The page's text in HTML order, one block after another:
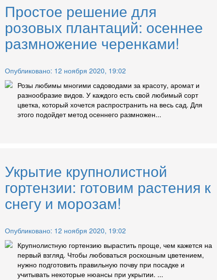
Простое решение для
розовых плантаций: осеннее
размножение черенками!
Опубликовано: 12 ноября 2020, 19:02
Розы любимы многими садоводами за красоту, аромат и
разнообразие видов. У каждого есть свой любимый сорт
цветка, который хочется распространить на весь сад. Для
этого подойдет метод осеннего размножен...
Укрытие крупнолистной
гортензии: готовим растения к
снегу и морозам!
Опубликовано: 12 ноября 2020, 19:02
Крупнолистную гортензию вырастить проще, чем кажется на
первый взгляд. Чтобы любоваться роскошным цветением,
нужно подготовить правильную почву при посадке и
учитывать некоторые нюансы при укрытии. ...